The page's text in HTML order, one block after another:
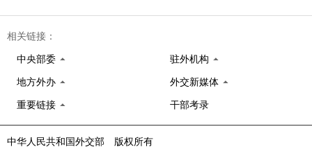
相关链接：
中央部委 驻外机构
地方外办 外交新媒体
重要链接 干部考录
中华人民共和国外交部 版权所有